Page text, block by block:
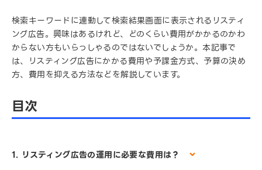
検索キーワードに連動して検索結果画面に表示されるリスティ
ング広告。興味はあるけれど、どのくらい費用がかかるのかわ
からない方もいらっしゃるのではないでしょうか。本記事で
は、リスティング広告にかかる費用や予課金方式、予算の決め
方、費用を抑える方法などを解説しています。
目次
1. リスティング広告の運用に必要な費用は？